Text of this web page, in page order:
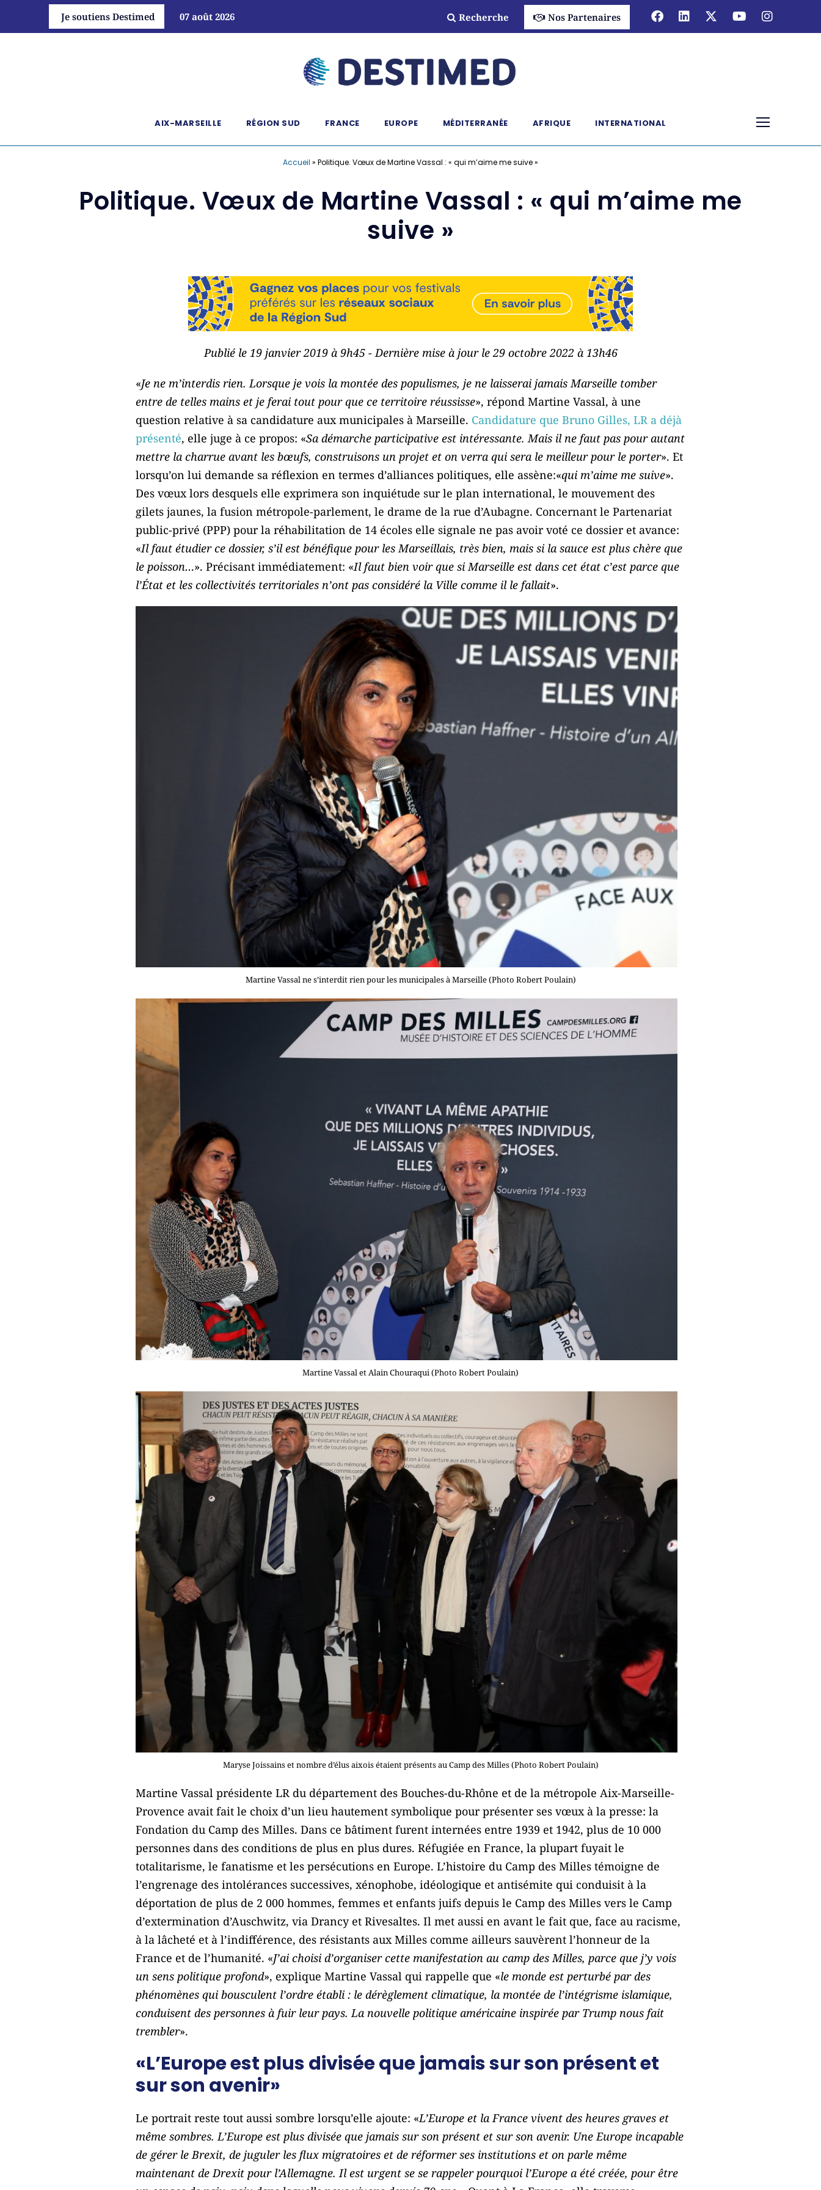
Je soutiens Destimed 07 août 2026 Recherche Nos Partenaires
AIX-MARSEILLE RÉGION SUD FRANCE EUROPE MÉDITERRANÉE AFRIQUE INTERNATIONAL
Accueil » Politique. Vœux de Martine Vassal : « qui m’aime me suive »
Politique. Vœux de Martine Vassal : « qui m’aime me
suive »
Publié le 19 janvier 2019 à 9h45 - Dernière mise à jour le 29 octobre 2022 à 13h46
«Je ne m’interdis rien. Lorsque je vois la montée des populismes, je ne laisserai jamais Marseille tomber
entre de telles mains et je ferai tout pour que ce territoire réussisse», répond Martine Vassal, à une
question relative à sa candidature aux municipales à Marseille. Candidature que Bruno Gilles, LR a déjà
présenté, elle juge à ce propos: «Sa démarche participative est intéressante. Mais il ne faut pas pour autant
mettre la charrue avant les bœufs, construisons un projet et on verra qui sera le meilleur pour le porter». Et
lorsqu’on lui demande sa réflexion en termes d’alliances politiques, elle assène:«qui m’aime me suive».
Des vœux lors desquels elle exprimera son inquiétude sur le plan international, le mouvement des
gilets jaunes, la fusion métropole-parlement, le drame de la rue d’Aubagne. Concernant le Partenariat
public-privé (PPP) pour la réhabilitation de 14 écoles elle signale ne pas avoir voté ce dossier et avance:
«Il faut étudier ce dossier, s’il est bénéfique pour les Marseillais, très bien, mais si la sauce est plus chère que
le poisson…». Précisant immédiatement: «Il faut bien voir que si Marseille est dans cet état c’est parce que
l’État et les collectivités territoriales n’ont pas considéré la Ville comme il le fallait».
Martine Vassal ne s’interdit rien pour les municipales à Marseille (Photo Robert Poulain)
Martine Vassal et Alain Chouraqui (Photo Robert Poulain)
Maryse Joissains et nombre d’élus aixois étaient présents au Camp des Milles (Photo Robert Poulain)
Martine Vassal présidente LR du département des Bouches-du-Rhône et de la métropole Aix-Marseille-
Provence avait fait le choix d’un lieu hautement symbolique pour présenter ses vœux à la presse: la
Fondation du Camp des Milles. Dans ce bâtiment furent internées entre 1939 et 1942, plus de 10 000
personnes dans des conditions de plus en plus dures. Réfugiée en France, la plupart fuyait le
totalitarisme, le fanatisme et les persécutions en Europe. L’histoire du Camp des Milles témoigne de
l’engrenage des intolérances successives, xénophobe, idéologique et antisémite qui conduisit à la
déportation de plus de 2 000 hommes, femmes et enfants juifs depuis le Camp des Milles vers le Camp
d’extermination d’Auschwitz, via Drancy et Rivesaltes. Il met aussi en avant le fait que, face au racisme,
à la lâcheté et à l’indifférence, des résistants aux Milles comme ailleurs sauvèrent l’honneur de la
France et de l’humanité. «J’ai choisi d’organiser cette manifestation au camp des Milles, parce que j’y vois
un sens politique profond», explique Martine Vassal qui rappelle que «le monde est perturbé par des
phénomènes qui bousculent l’ordre établi : le dérèglement climatique, la montée de l’intégrisme islamique,
conduisent des personnes à fuir leur pays. La nouvelle politique américaine inspirée par Trump nous fait
trembler».
«L’Europe est plus divisée que jamais sur son présent et
sur son avenir»
Le portrait reste tout aussi sombre lorsqu’elle ajoute: «L’Europe et la France vivent des heures graves et
même sombres. L’Europe est plus divisée que jamais sur son présent et sur son avenir. Une Europe incapable
de gérer le Brexit, de juguler les flux migratoires et de réformer ses institutions et on parle même
maintenant de Drexit pour l’Allemagne. Il est urgent se se rappeler pourquoi l’Europe a été créée, pour être